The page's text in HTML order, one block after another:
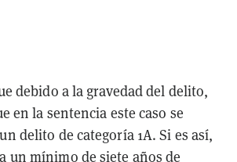
debido a la gravedad del delito,
en la sentencia este caso se
delito de categoría 1A. Si es así,
un mínimo de siete años de